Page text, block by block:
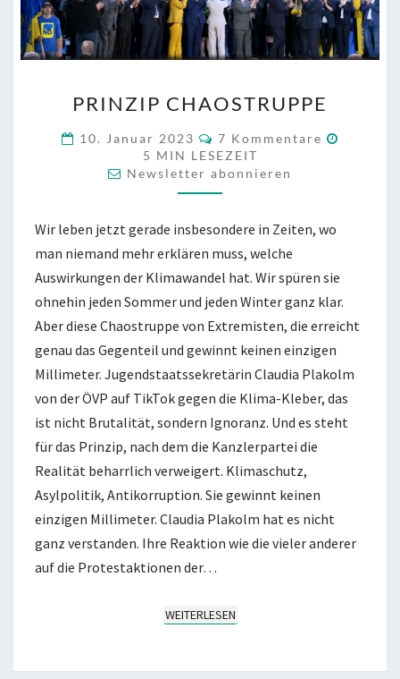
CHAOSTRUPPE
PRINZIP CHAOSTRUPPE
10. Januar 2023 KOMMENTARE
7 Kommentare
5 MIN LESEZEIT
Newsletter abonnieren
Wir leben jetzt gerade insbesondere in Zeiten, wo
man niemand mehr erklären muss, welche
Auswirkungen der Klimawandel hat. Wir spüren sie
ohnehin jeden Sommer und jeden Winter ganz klar.
Aber diese Chaostruppe von Extremisten, die erreicht
genau das Gegenteil und gewinnt keinen einzigen
Millimeter. Jugendstaatssekretärin Claudia Plakolm
von der ÖVP auf TikTok gegen die Klima-Kleber, das
ist nicht Brutalität, sondern Ignoranz. Und es steht
für das Prinzip, nach dem die Kanzlerpartei die
Realität beharrlich verweigert. Klimaschutz,
Asylpolitik, Antikorruption. Sie gewinnt keinen
einzigen Millimeter. Claudia Plakolm hat es nicht
ganz verstanden. Ihre Reaktion wie die vieler anderer
auf die Protestaktionen der…
WEITERLESENWEITERLESEN